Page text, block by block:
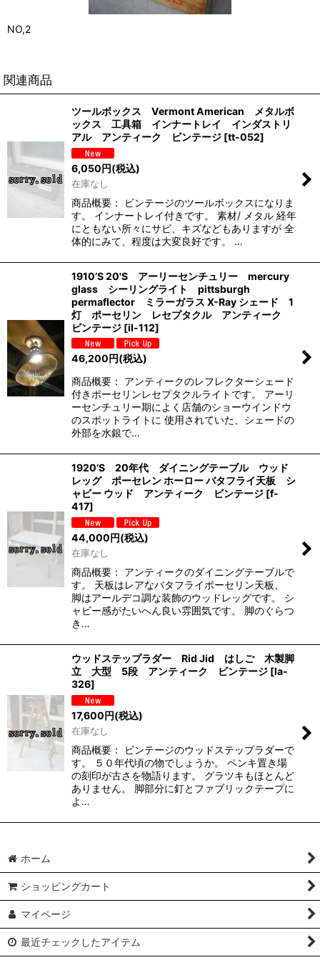
NO,2
関連商品
ツールボックス Vermont American メタルボ
ックス 工具箱 インナートレイ インダストリ
アル アンティーク ビンテージ [tt-052]
6,050円(税込)
在庫なし
商品概要： ビンテージのツールボックスになりま
す。 インナートレイ付きです。 素材/ メタル 経年
にともない所々にサビ、キズなどもありますが 全
体的にみて、程度は大変良好です。 …
1910’S 20'S アーリーセンチュリー mercury
glass シーリングライト pittsburgh
permaflector ミラーガラス X-Ray シェード 1
灯 ポーセリン レセプタクル アンティーク
ビンテージ [il-112]
46,200円(税込)
商品概要： アンティークのレフレクターシェード
付きポーセリンレセプタクルライトです。 アーリ
ーセンチュリー期によく店舗のショーウインドウ
のスポットライトに 使用されていた、シェードの
外部を水銀で…
1920’S 20年代 ダイニングテーブル ウッド
レッグ ポーセレン ホーロー バタフライ天板 シ
ャビー ウッド アンティーク ビンテージ [f-
417]
44,000円(税込)
在庫なし
商品概要： アンティークのダイニングテーブルで
す。 天板はレアなバタフライポーセリン天板、
脚はアールデコ調な装飾のウッドレッグです。 シ
ャビー感がたいへん良い雰囲気です。 脚のぐらつ
き…
ウッドステップラダー Rid Jid はしご 木製脚
立 大型 5段 アンティーク ビンテージ [la-
326]
17,600円(税込)
在庫なし
商品概要： ビンテージのウッドステップラダーで
す。 ５０年代頃の物でしょうか。 ペンキ置き場
の刻印が古さを物語ります。 グラツキもほとんど
ありません。 脚部分に釘とファブリックテープに
よ…
ホーム
ショッピングカート
マイページ
最近チェックしたアイテム